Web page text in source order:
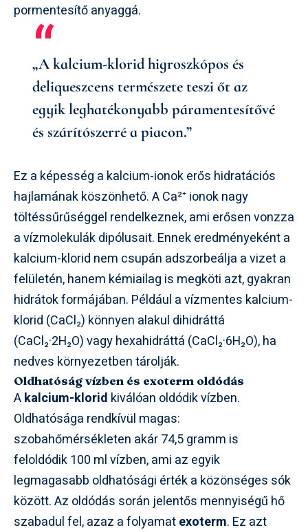
pormentesítő anyaggá.
„A kalcium-klorid higroszkópos és
deliqueszcens természete teszi őt az
egyik leghatékonyabb páramentesítővé
és szárítószerré a piacon.”
Ez a képesség a kalcium-ionok erős hidratációs
hajlamának köszönhető. A Ca²⁺ ionok nagy
töltéssűrűséggel rendelkeznek, ami erősen vonzza
a vízmolekulák dipólusait. Ennek eredményeként a
kalcium-klorid nem csupán adszorbeálja a vizet a
felületén, hanem kémiailag is megköti azt, gyakran
hidrátok formájában. Például a vízmentes kalcium-
klorid (CaCl₂) könnyen alakul dihidráttá
(CaCl₂·2H₂O) vagy hexahidráttá (CaCl₂·6H₂O), ha
nedves környezetben tárolják.
Oldhatóság vízben és exoterm oldódás
Akalcium-klorid kiválóan oldódik vízben.
Oldhatósága rendkívül magas:
szobahőmérsékleten akár 74,5 gramm is
feloldódik 100 ml vízben, ami az egyik
legmagasabb oldhatósági érték a közönséges sók
között. Az oldódás során jelentős mennyiségű hő
szabadul fel, azaz a folyamatexoterm. Ez azt